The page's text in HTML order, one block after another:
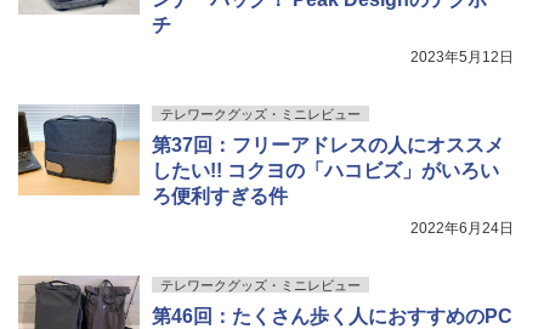
チ
2023年5月12日
テレワークグッズ・ミニレビュー
第37回：フリーアドレスの人にオススメ
したい!! コクヨの「ハコビズ」がいろい
ろ便利すぎる件
2022年6月24日
テレワークグッズ・ミニレビュー
第46回：たくさん歩く人におすすめのPC